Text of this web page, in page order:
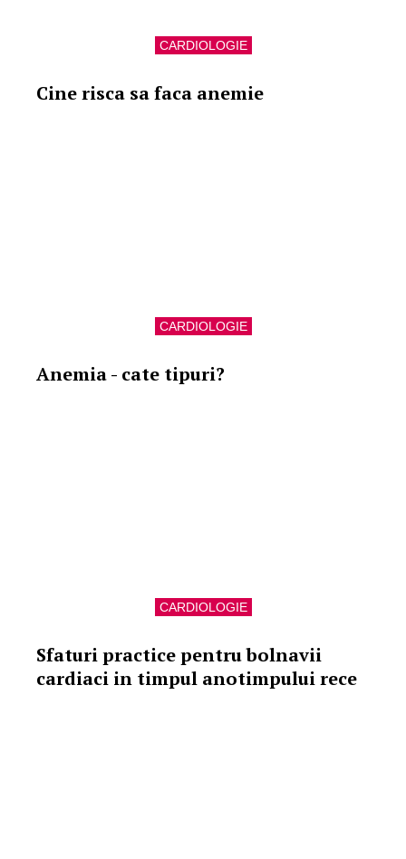
CARDIOLOGIE
Cine risca sa faca anemie
CARDIOLOGIE
Anemia - cate tipuri?
CARDIOLOGIE
Sfaturi practice pentru bolnavii
cardiaci in timpul anotimpului rece